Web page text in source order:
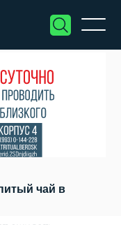
чай в